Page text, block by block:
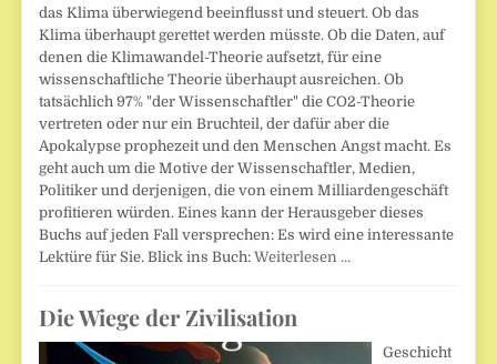
das Klima überwiegend beeinflusst und steuert. Ob das
Klima überhaupt gerettet werden müsste. Ob die Daten, auf
denen die Klimawandel-Theorie aufsetzt, für eine
wissenschaftliche Theorie überhaupt ausreichen. Ob
tatsächlich 97% "der Wissenschaftler" die CO2-Theorie
vertreten oder nur ein Bruchteil, der dafür aber die
Apokalypse prophezeit und den Menschen Angst macht. Es
geht auch um die Motive der Wissenschaftler, Medien,
Politiker und derjenigen, die von einem Milliardengeschäft
profitieren würden. Eines kann der Herausgeber dieses
Buchs auf jeden Fall versprechen: Es wird eine interessante
Lektüre für Sie. Blick ins Buch:Weiterlesen …
Die Wiege der Zivilisation
Geschicht